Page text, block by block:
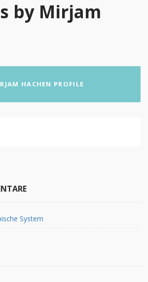
by Mirjam
HACHEN PROFILE
System